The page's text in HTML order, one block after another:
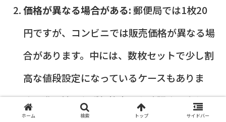
価格が異なる場合がある:郵便局では1枚20
円ですが、コンビニでは販売価格が異なる場
合があります。中には、数枚セットで少し割
高な値段設定になっているケースもありま
す。購入前に必ず価格表示を確認するように
ホーム 検索 トップ サイドバー